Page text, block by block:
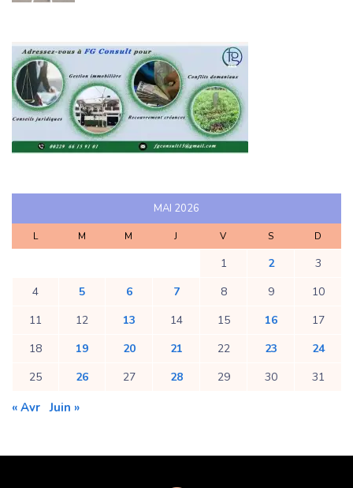
MAI 2026
L M M J V S D
1 2
3
4
5 6 7 8 9
10
11
12 13 14 15 16
17
18
19 20 21 22 23
24
25
26 27 28 29 30 31
« Avr Juin »